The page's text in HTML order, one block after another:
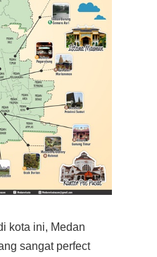
kota ini, Medan
sangat perfect